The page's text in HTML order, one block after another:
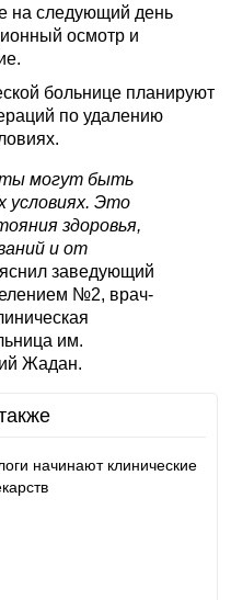
на следующий день
осмотр и
больнице планируют
по удалению
могут быть
условиях. Это
здоровья,
и от
заведующий
№2, врач-
им.
Жадан.
начинают клинические